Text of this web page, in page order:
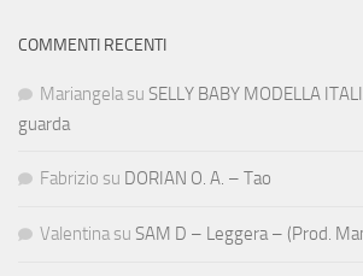
COMMENTI RECENTI
Mariangela su SELLY BABY MODELLA
guarda
Fabrizio su DORIAN O. A. – Tao
Valentina su SAM D – Leggera – (Prod.